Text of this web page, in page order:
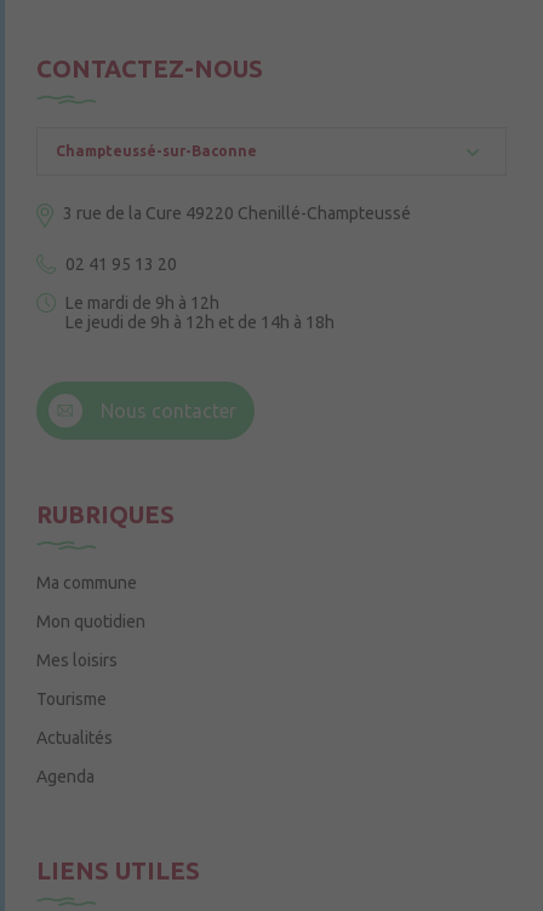
CONTACTEZ-NOUS
Champteussé-sur-Baconne
3 rue de la Cure 49220 Chenillé-Champteussé
02 41 95 13 20
Le mardi de 9h à 12h
Le jeudi de 9h à 12h et de 14h à 18h
Nous contacter
RUBRIQUES
Ma commune
Mon quotidien
Mes loisirs
Tourisme
Actualités
Agenda
LIENS UTILES